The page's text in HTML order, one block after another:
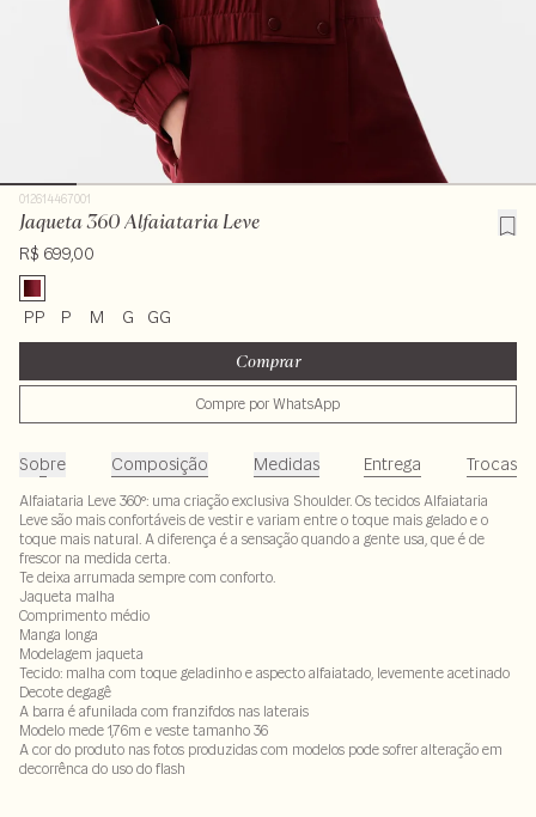
012614467001
Jaqueta 360 Alfaiataria Leve
R$ 699,00
PP P M G GG
Comprar
Compre por WhatsApp
Sobre Composição Medidas Entrega Trocas
Alfaiataria Leve 360º: uma criação exclusiva Shoulder. Os tecidos Alfaiataria
Leve são mais confortáveis de vestir e variam entre o toque mais gelado e o
toque mais natural. A diferença é a sensação quando a gente usa, que é de
frescor na medida certa.
Te deixa arrumada sempre com conforto.
Jaqueta malha
Comprimento médio
Manga longa
Modelagem jaqueta
Tecido: malha com toque geladinho e aspecto alfaiatado, levemente acetinado
Decote degagê
A barra é afunilada com franzifdos nas laterais
Modelo mede 1,76m e veste tamanho 36
A cor do produto nas fotos produzidas com modelos pode sofrer alteração em
decorrênca do uso do flash